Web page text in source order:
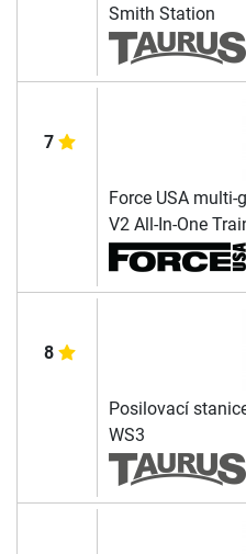
Smith Station
7
Force USA multi-
V2 All-In-One
8
Posilovací
WS3